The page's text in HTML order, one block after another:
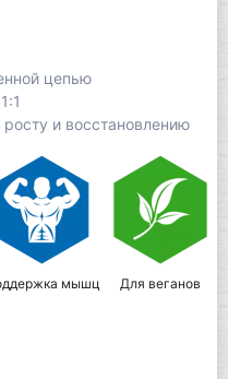
цепью
и восстановлению
мышц Для веганов